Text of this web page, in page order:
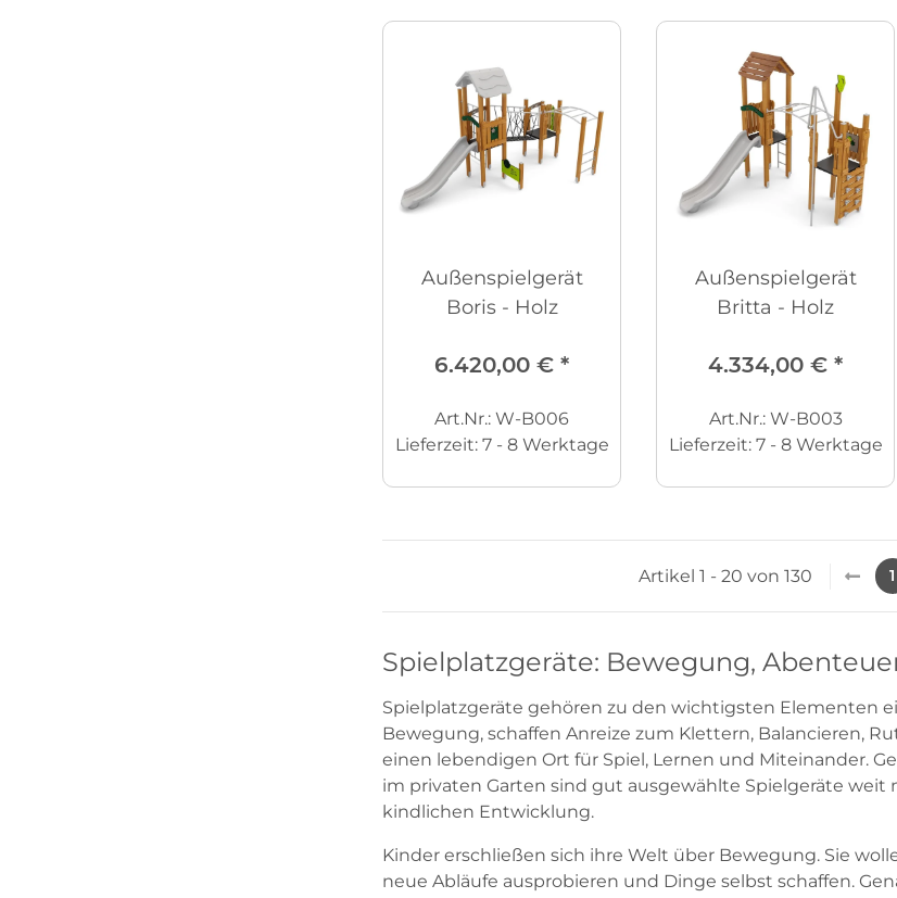
Außenspielgerät
Boris - Holz
6.420,00 € *
Art.Nr.: W-B006
Lieferzeit: 7 - 8 Werktage
Außenspielgerät
Britta - Holz
4.334,00 € *
Art.Nr.: W-B003
Lieferzeit: 7 - 8 Werktage
Artikel 1 - 20 von 130 1
Spielplatzgeräte: Bewegung,
Spielplatzgeräte gehören zu den wichtigsten Elementen
Bewegung, schaffen Anreize zum Klettern, Balancieren,
einen lebendigen Ort für Spiel, Lernen und Miteinander.
im privaten Garten sind gut ausgewählte Spielgeräte weit
kindlichen Entwicklung.
Kinder erschließen sich ihre Welt über Bewegung. Sie
neue Abläufe ausprobieren und Dinge selbst schaffen.